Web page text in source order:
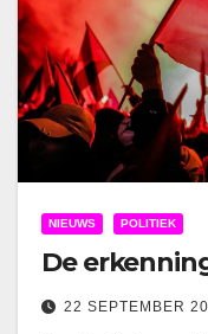
NIEUWS POLITIEK
De
22 SEPTEMBER